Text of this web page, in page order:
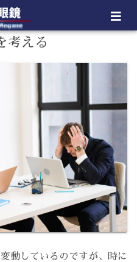
考える
動しているのですが、時に